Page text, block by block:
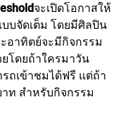
จะเปิดโอกาสให้
บจัดเต็ม โดยมีศิลปิน
อาทิตย์จะมีกิจกรรม
โดยถ้าใครมาวัน
ถเข้าชมได้ฟรี แต่ถ้า
าท สำหรับกิจกรรม